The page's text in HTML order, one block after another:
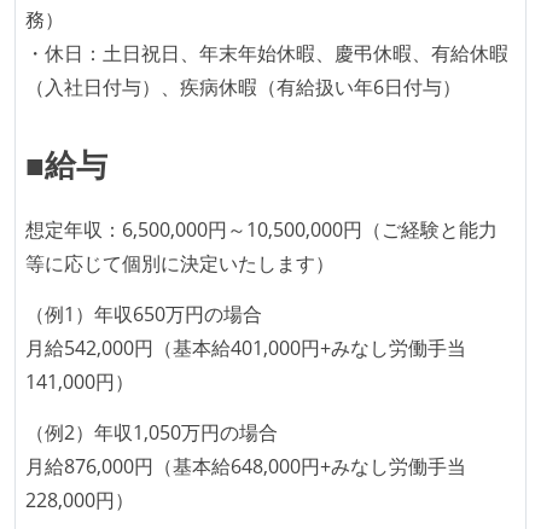
となって行う
全体のスケジュール管理は、途中の成果を随時確認し
で行う
プロダクトの開発言語やフレームワークなど主要な構
成技術は、基本的に最新版より1年以上ビハインドし
ていない
コード品質向上のための取り組み
本番にデプロイされるコードには、全てコードレビュ
ーまたはペアプログラミングを実施している
観をメンバー全員が共有しており、日常的に実施して
いる
何らかのコーディング規約をチーム全体で遵守するよ
務）
・休日：土日祝日、年末年始休暇、慶弔休暇、有給休暇
（入社日付与）、疾病休暇（有給扱い年6日付与）
■給与
想定年収：6,500,000円～10,500,000円（ご経験と能力
等に応じて個別に決定いたします）
（例1）年収650万円の場合
月給542,000円（基本給401,000円+みなし労働手当
141,000円）
（例2）年収1,050万円の場合
月給876,000円（基本給648,000円+みなし労働手当
228,000円）